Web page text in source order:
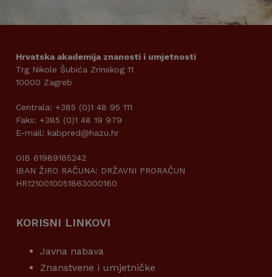
Hrvatska akademija znanosti i umjetnosti
Trg Nikole Šubića Zrinskog 11
10000 Zagreb
Centrala: +385 (0)1 48 95 111
Faks: +385 (0)1 48 19 979
E-mail: kabpred@hazu.hr
OIB 61989185242
IBAN ŽIRO RAČUNA: DRŽAVNI PRORAČUN
HR1210010051863000160
KORISNI LINKOVI
Javna nabava
Znanstvene i umjetničke